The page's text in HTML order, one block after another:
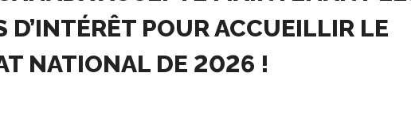
formation des
entraîneurs
Pickleball
Candidature à
D’INTÉRÊT POUR ACCUEILLIR LE
NATIONAL DE 2026 !